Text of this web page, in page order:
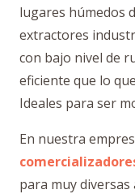
lugares húmedos
extractores
con bajo nivel de
eficiente que lo
Ideales para ser
En nuestra
para muy